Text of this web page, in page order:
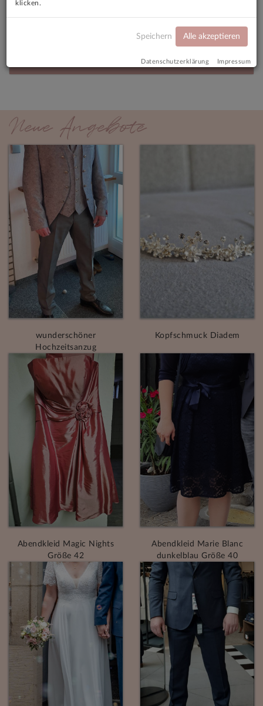
Fragen freue ich mich über eine Nachricht.
Neue Angebote
wunderschöner
Hochzeitsanzug
Kopfschmuck Diadem
Abendkleid Magic Nights
Größe 42
Abendkleid Marie Blanc
dunkelblau Größe 40
klicken.
Speichern Alle akzeptieren
Datenschutzerklärung Impressum